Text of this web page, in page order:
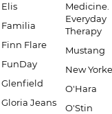
Elis
Familia
Finn Flare
FunDay
Glenfield
Gloria Jeans
Medicine.
Everyday
Therapy
Mustang
New
O'Hara
O'Stin